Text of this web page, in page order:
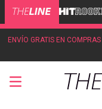
ENVÍO GRATIS EN